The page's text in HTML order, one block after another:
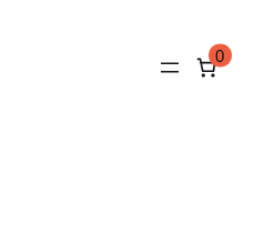
0